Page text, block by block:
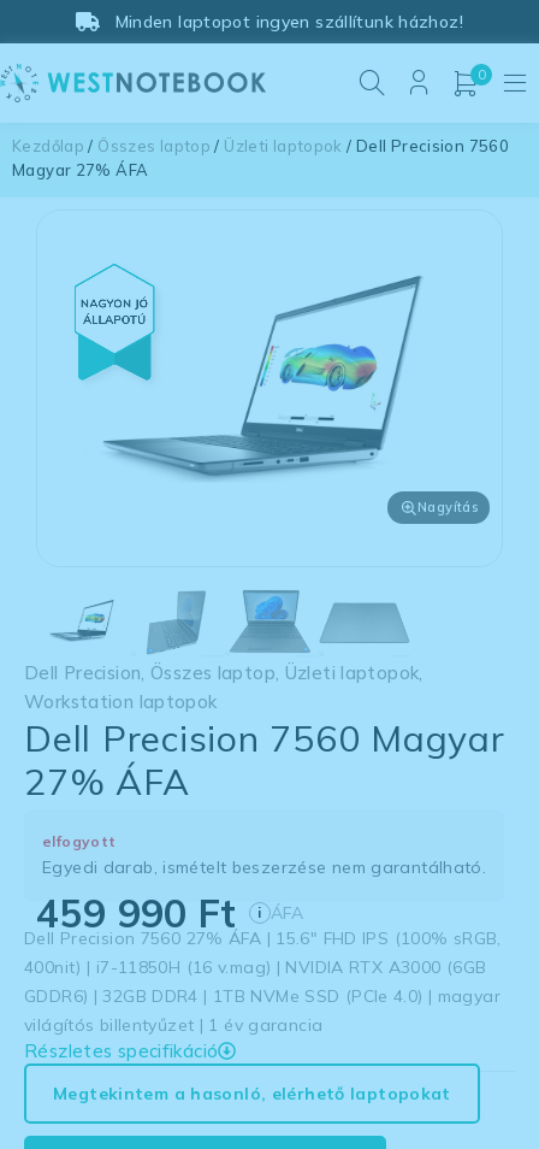
Minden laptopot ingyen szállítunk házhoz!
0
Kezdőlap / Összes laptop / Üzleti laptopok / Dell Precision 7560
Magyar 27% ÁFA
Nagyítás
Dell Precision, Összes laptop, Üzleti laptopok,
Workstation laptopok
Dell Precision 7560 Magyar
27% ÁFA
elfogyott
Egyedi darab, ismételt beszerzése nem garantálható.
459 990 Ft i ÁFA
Dell Precision 7560 27% ÁFA | 15.6″ FHD IPS (100% sRGB,
400nit) | i7-11850H (16 v.mag) | NVIDIA RTX A3000 (6GB
GDDR6) | 32GB DDR4 | 1TB NVMe SSD (PCIe 4.0) | magyar
világítós billentyűzet | 1 év garancia
Részletes specifikáció
Megtekintem a hasonló, elérhető laptopokat